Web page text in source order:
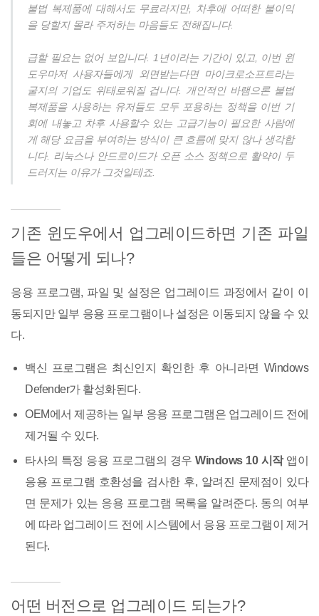
불법 복제품에 대해서도 무료라지만, 차후에 어떠한 불이익
을 당할지 몰라 주저하는 마음들도 전해집니다.
급할 필요는 없어 보입니다. 1년이라는 기간이 있고, 이번 윈
도우마저 사용자들에게 외면받는다면 마이크로소프트라는
굴지의 기업도 위태로워질 겁니다. 개인적인 바램으론 불법
복제품을 사용하는 유저들도 모두 포용하는 정책을 이번 기
회에 내놓고 차후 사용할수 있는 고급기능이 필요한 사람에
게 해당 요금을 부여하는 방식이 큰 흐름에 맞지 않나 생각합
니다. 리눅스나 안드로이드가 오픈 소스 정책으로 활약이 두
드러지는 이유가 그것일테죠.
기존 윈도우에서 업그레이드하면 기존 파일
들은 어떻게 되나?
응용 프로그램, 파일 및 설정은 업그레이드 과정에서 같이 이
동되지만 일부 응용 프로그램이나 설정은 이동되지 않을 수 있
다.
백신 프로그램은 최신인지 확인한 후 아니라면 Windows
Defender가 활성화된다.
OEM에서 제공하는 일부 응용 프로그램은 업그레이드 전에
제거될 수 있다.
타사의 특정 응용 프로그램의 경우Windows 10 시작앱이
응용 프로그램 호환성을 검사한 후, 알려진 문제점이 있다
면 문제가 있는 응용 프로그램 목록을 알려준다. 동의 여부
에 따라 업그레이드 전에 시스템에서 응용 프로그램이 제거
된다.
어떤 버전으로 업그레이드 되는가?